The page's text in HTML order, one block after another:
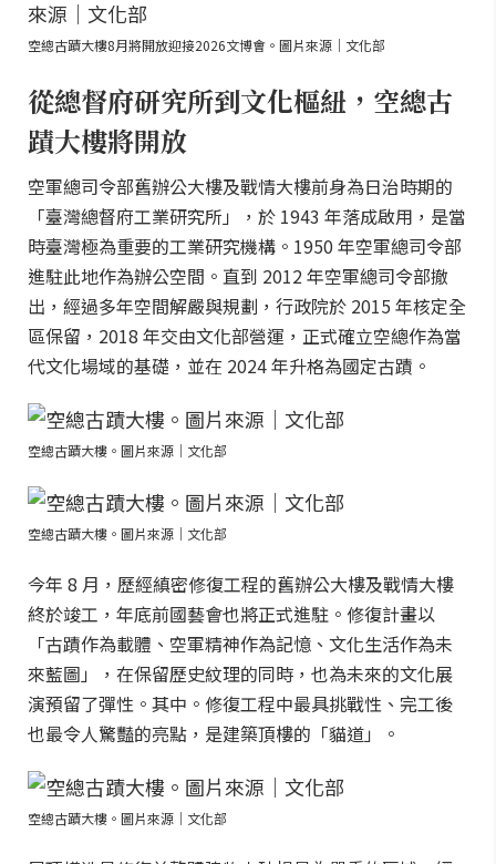
空總古蹟大樓8月將開放迎接2026文博會。圖片來源｜文化部
從總督府研究所到文化樞紐，空總古
蹟大樓將開放
空軍總司令部舊辦公大樓及戰情大樓前身為日治時期的
「臺灣總督府工業研究所」，於 1943 年落成啟用，是當
時臺灣極為重要的工業研究機構。1950 年空軍總司令部
進駐此地作為辦公空間。直到 2012 年空軍總司令部撤
出，經過多年空間解嚴與規劃，行政院於 2015 年核定全
區保留，2018 年交由文化部營運，正式確立空總作為當
代文化場域的基礎，並在 2024 年升格為國定古蹟。
空總古蹟大樓。圖片來源｜文化部
空總古蹟大樓。圖片來源｜文化部
今年 8 月，歷經縝密修復工程的舊辦公大樓及戰情大樓
終於竣工，年底前國藝會也將正式進駐。修復計畫以
「古蹟作為載體、空軍精神作為記憶、文化生活作為未
來藍圖」，在保留歷史紋理的同時，也為未來的文化展
演預留了彈性。其中。修復工程中最具挑戰性、完工後
也最令人驚豔的亮點，是建築頂樓的「貓道」。
空總古蹟大樓。圖片來源｜文化部